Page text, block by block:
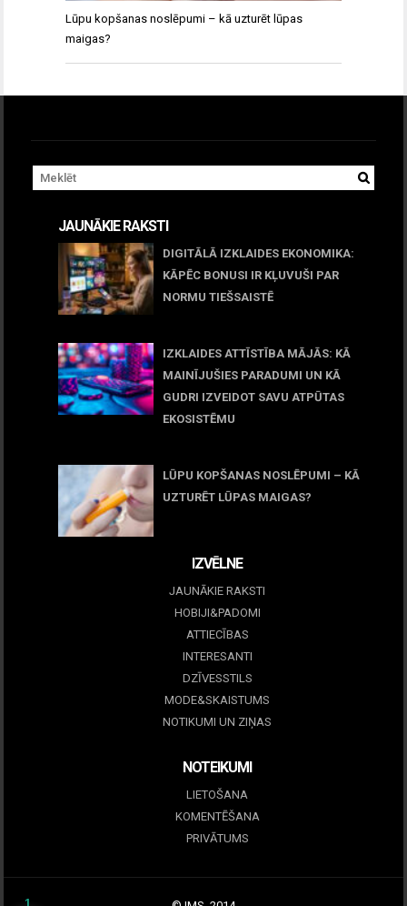
Lūpu kopšanas noslēpumi – kā uzturēt lūpas
maigas?
JAUNĀKIE RAKSTI
DIGITĀLĀ IZKLAIDES EKONOMIKA:
KĀPĒC BONUSI IR KĻUVUŠI PAR
NORMU TIEŠSAISTĒ
IZKLAIDES ATTĪSTĪBA MĀJĀS: KĀ
MAINĪJUŠIES PARADUMI UN KĀ
GUDRI IZVEIDOT SAVU ATPŪTAS
EKOSISTĒMU
LŪPU KOPŠANAS NOSLĒPUMI – KĀ
UZTURĒT LŪPAS MAIGAS?
IZVĒLNE
JAUNĀKIE RAKSTI
HOBIJI&PADOMI
ATTIECĪBAS
INTERESANTI
DZĪVESSTILS
MODE&SKAISTUMS
NOTIKUMI UN ZIŅAS
NOTEIKUMI
LIETOŠANA
KOMENTĒŠANA
PRIVĀTUMS